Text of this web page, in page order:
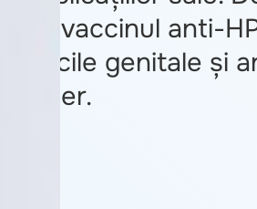
cum vaccinul anti-
verucile genitale și
cancer.